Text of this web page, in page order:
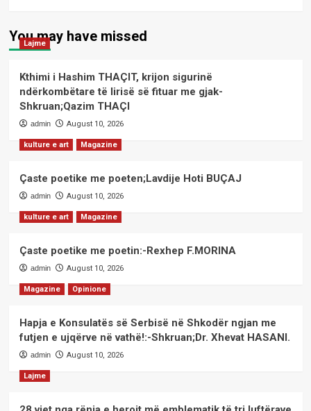
You may have missed
Lajme
Kthimi i Hashim THAÇIT, krijon sigurinë
ndërkombëtare të lirisë së fituar me gjak-
Shkruan;Qazim THAÇI
admin August 10, 2026
kulture e art Magazine
Çaste poetike me poeten;Lavdije Hoti BUÇAJ
admin August 10, 2026
kulture e art Magazine
Çaste poetike me poetin:-Rexhep F.MORINA
admin August 10, 2026
Magazine Opinione
Hapja e Konsulatës së Serbisë në Shkodër ngjan me
futjen e ujqërve në vathë!:-Shkruan;Dr. Xhevat HASANI.
admin August 10, 2026
Lajme